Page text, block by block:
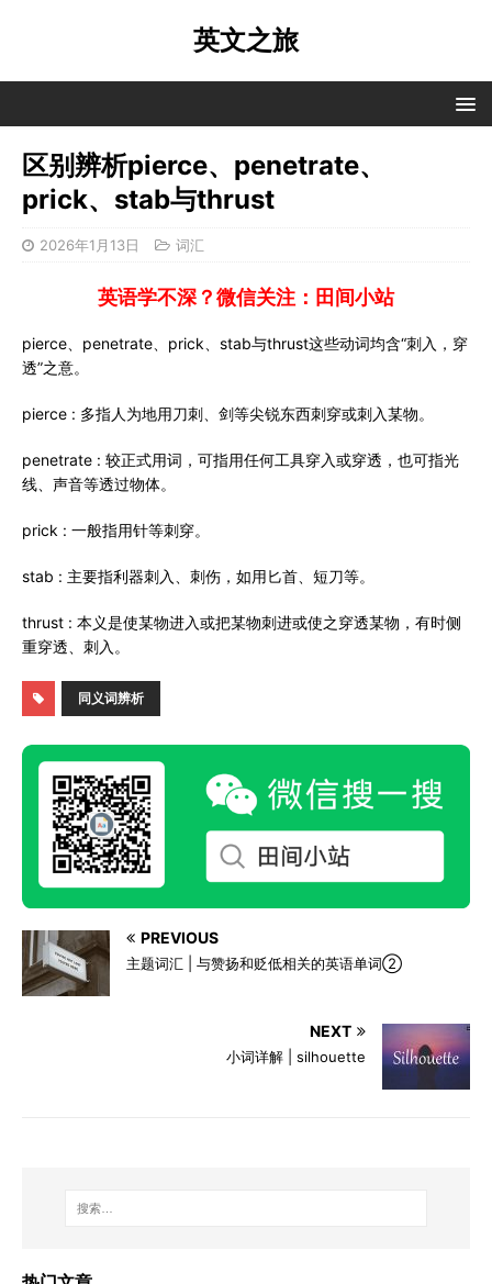
英文之旅
区别辨析pierce、penetrate、
prick、stab与thrust
2026年1月13日 词汇
英语学不深？微信关注：田间小站
pierce、penetrate、prick、stab与thrust这些动词均含“刺入，穿
透”之意。
pierce : 多指人为地用刀刺、剑等尖锐东西刺穿或刺入某物。
penetrate : 较正式用词，可指用任何工具穿入或穿透，也可指光
线、声音等透过物体。
prick : 一般指用针等刺穿。
stab : 主要指利器刺入、刺伤，如用匕首、短刀等。
thrust : 本义是使某物进入或把某物刺进或使之穿透某物，有时侧
重穿透、刺入。
同义词辨析
PREVIOUS
主题词汇 | 与赞扬和贬低相关的英语单词②
NEXT
小词详解 | silhouette